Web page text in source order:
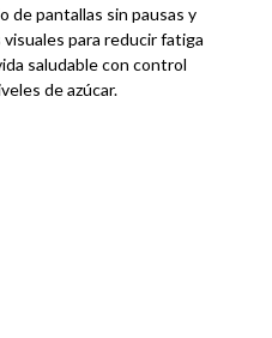
de pantallas sin pausas y
para reducir fatiga
saludable con control
de azúcar.